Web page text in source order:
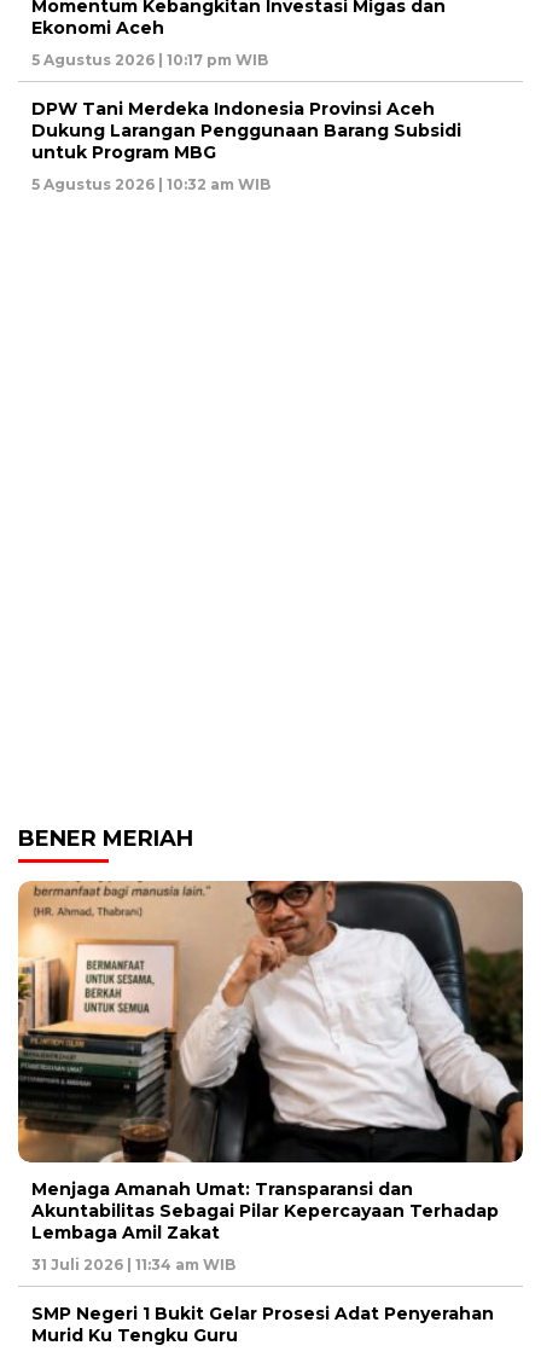
Momentum Kebangkitan Investasi Migas dan
Ekonomi Aceh
5 Agustus 2026 | 10:17 pm WIB
DPW Tani Merdeka Indonesia Provinsi Aceh
Dukung Larangan Penggunaan Barang Subsidi
untuk Program MBG
5 Agustus 2026 | 10:32 am WIB
BENER MERIAH
Menjaga Amanah Umat: Transparansi dan
Akuntabilitas Sebagai Pilar Kepercayaan Terhadap
Lembaga Amil Zakat
31 Juli 2026 | 11:34 am WIB
SMP Negeri 1 Bukit Gelar Prosesi Adat Penyerahan
Murid Ku Tengku Guru